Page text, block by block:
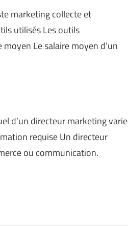
marketing collecte et
utilisés Les outils
Le salaire moyen d’un
d’un directeur marketing varie
requise Un directeur
ou communication.